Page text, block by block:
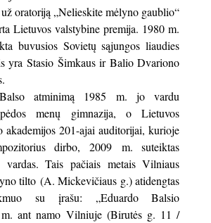
oratoriją „Nelieskite mėlyno gaublio“
Lietuvos valstybine premija. 1980 m.
buvusios Sovietų sąjungos liaudies
yra Stasio Šimkaus ir Balio Dvariono
atminimą 1985 m. jo vardu
menų gimnazija, o Lietuvos
akademijos 201-ajai auditorijai, kurioje
dirbo, 2009 m. suteiktas
vardas. Tais pačiais metais Vilniaus
tilto (A. Mickevičiaus g.) atidengtas
su įrašu: „Eduardo Balsio
m. ant namo Vilniuje (Birutės g. 11 /